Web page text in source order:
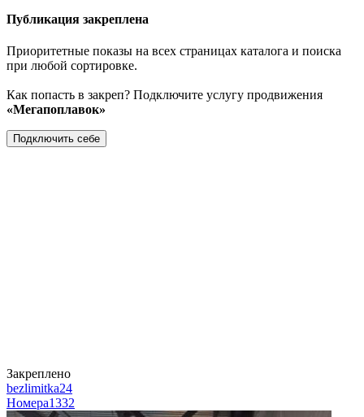
Публикация закреплена
Приоритетные показы на всех страницах каталога и поиска
при любой сортировке.
Как попасть в закреп? Подключите услугу продвижения
«Мегапоплавок»
Подключить себе
Закреплено
bezlimitka24
Номера1332